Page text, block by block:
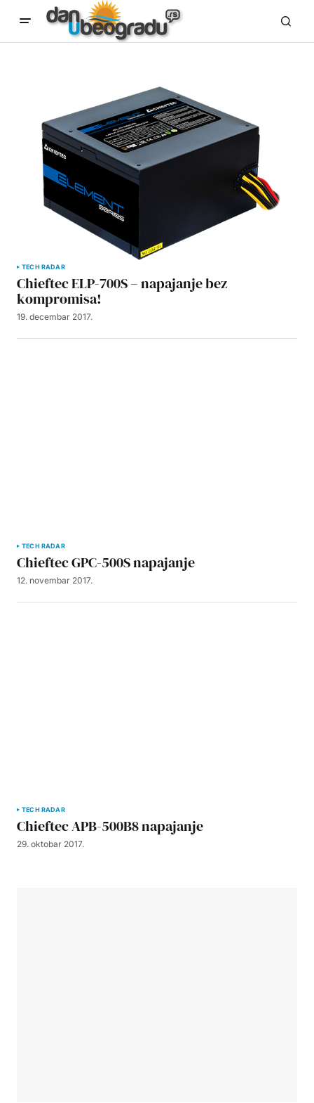
TECH RADAR
Chieftec ELP-700S – napajanje bez
kompromisa!
19. decembar 2017.
TECH RADAR
Chieftec GPC-500S napajanje
12. novembar 2017.
TECH RADAR
Chieftec APB-500B8 napajanje
29. oktobar 2017.